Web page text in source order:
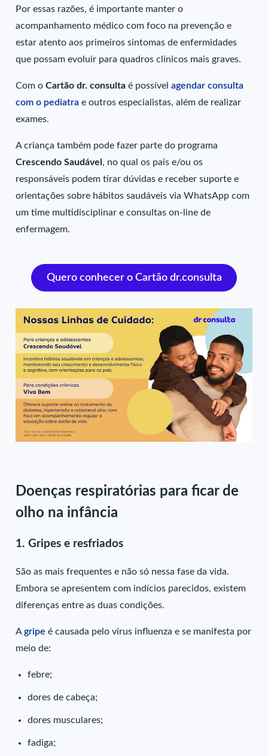
Por essas razões, é importante manter o
acompanhamento médico com foco na prevenção e
estar atento aos primeiros sintomas de enfermidades
que possam evoluir para quadros clínicos mais graves.
Com o Cartão dr. consultaé possívelagendar consulta
com o pediatrae outros especialistas, além de realizar
exames.
A criança também pode fazer parte do programa
Crescendo Saudável , no qual os pais e/ou os
responsáveis podem tirar dúvidas e receber suporte e
orientações sobre hábitos saudáveis via WhatsApp com
um time multidisciplinar e consultas on-line de
enfermagem.
Quero conhecer o Cartão dr.consulta
Doenças respiratórias para ficar de
olho na infância
1. Gripes e resfriados
São as mais frequentes e não só nessa fase da vida.
Embora se apresentem com indícios parecidos, existem
diferenças entre as duas condições.
Agripeé causada pelo vírus influenza e se manifesta por
meio de:
febre;
dores de cabeça;
dores musculares;
fadiga;